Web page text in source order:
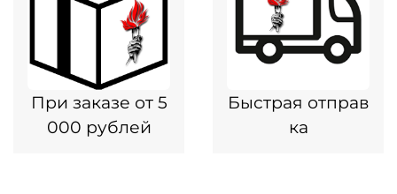
При заказе от 5
000 рублей
Быстрая отправ
ка